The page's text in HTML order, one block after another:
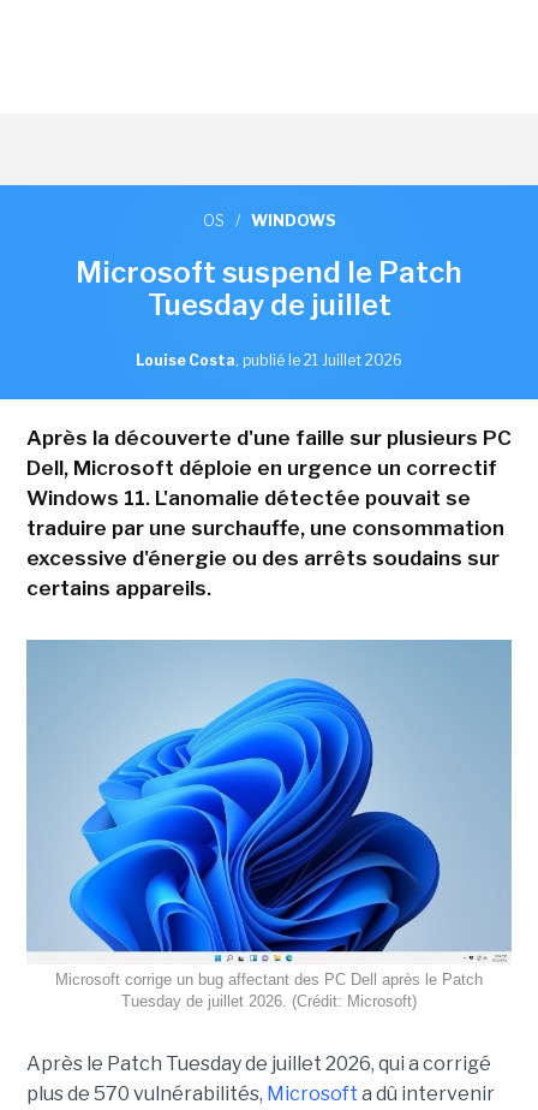
OS / WINDOWS
Microsoft suspend le Patch
Tuesday de juillet
Louise Costa, publié le 21 Juillet 2026
Après la découverte d'une faille sur plusieurs PC
Dell, Microsoft déploie en urgence un correctif
Windows 11. L'anomalie détectée pouvait se
traduire par une surchauffe, une consommation
excessive d'énergie ou des arrêts soudains sur
certains appareils.
Microsoft corrige un bug affectant des PC Dell après le Patch
Tuesday de juillet 2026. (Crédit: Microsoft)
Après le Patch Tuesday de juillet 2026, qui a corrigé
plus de 570 vulnérabilités, Microsoft a dû intervenir